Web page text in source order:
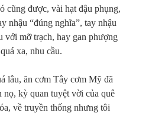
cũng được, vài hạt đậu phụng,
nhậu “đúng nghĩa”, tay nhậu
với mỡ trạch, hay gan phượng
xa, nhu cầu.
lâu, ăn cơm Tây cơm Mỹ đã
kỳ quan tuyệt vời của quê
về truyền thống nhưng tôi